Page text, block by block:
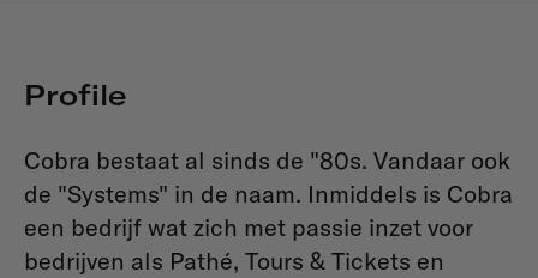
Profile
Cobra bestaat al sinds de "80s. Vandaar ook
de "Systems" in de naam. Inmiddels is Cobra
een bedrijf wat zich met passie inzet voor
bedrijven als Pathé, Tours & Tickets en